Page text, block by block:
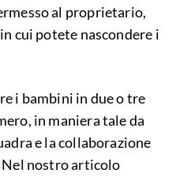
al proprietario,
cui potete nascondere i
i bambini in due o tre
in maniera tale da
e la collaborazione
nostro articolo